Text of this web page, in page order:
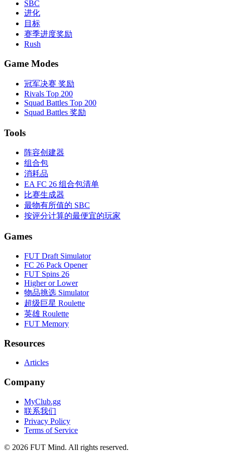
SBC
进化
目标
赛季进度奖励
Rush
Game Modes
冠军决赛 奖励
Rivals Top 200
Squad Battles Top 200
Squad Battles 奖励
Tools
阵容创建器
组合包
消耗品
EA FC 26 组合包清单
比赛生成器
最物有所值的 SBC
按评分计算的最便宜的玩家
Games
FUT Draft Simulator
FC 26 Pack Opener
FUT Spins 26
Higher or Lower
物品挑选 Simulator
超级巨星 Roulette
英雄 Roulette
FUT Memory
Resources
Articles
Company
MyClub.gg
联系我们
Privacy Policy
Terms of Service
© 2026 FUT Mind. All rights reserved.